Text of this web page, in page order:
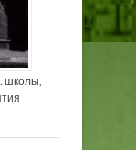
школы,